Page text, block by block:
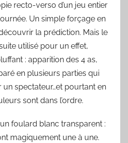
verso d’un jeu entier
Un simple forçage en
la prédiction. Mais le
utilisé pour un effet,
: apparition des 4 as,
en plusieurs parties qui
spectateur…et pourtant en
sont dans l’ordre.
blanc transparent :
magiquement une à une.